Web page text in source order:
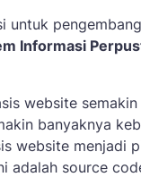
untuk
Informasi
website
banyaknya
website menjadi
adalah source